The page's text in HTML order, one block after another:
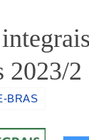
2023/2
BRAS